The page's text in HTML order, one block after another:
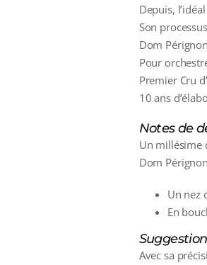
Depuis,
Son
Dom
Pour
Premier Cru
10 ans
Notes de
Un millésime
Dom
Un nez
En
Avec sa